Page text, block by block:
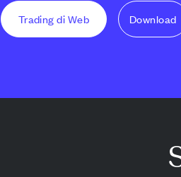
Trading di Web Download